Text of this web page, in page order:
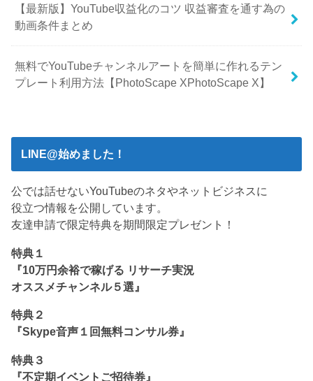
【最新版】YouTube収益化のコツ 収益審査を通す為の
動画条件まとめ
無料でYouTubeチャンネルアートを簡単に作れるテン
プレート利用方法【PhotoScape XPhotoScape X】
LINE@始めました！
公では話せないYouTubeのネタやネットビジネスに
役立つ情報を公開しています。
友達申請で限定特典を期間限定プレゼント！
特典１
『10万円余裕で稼げる リサーチ実況
オススメチャンネル５選』
特典２
『Skype音声１回無料コンサル券』
特典３
『不定期イベントご招待券』